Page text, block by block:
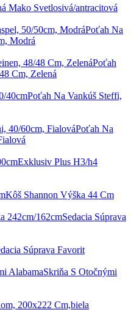
Mako Svetlosivá/antracitová
Poťah Na
Modrá
Poťah
Cm, Zelená
Poťah Na Vankúš Steffi,
Poťah Na
Exklusiv Plus H3/h4
Kôš Shannon Výška 44 Cm
Sedacia Súprava
Súprava Favorit
Skriňa S Otočnými